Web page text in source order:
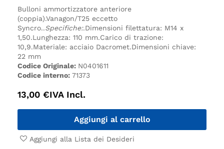
Bulloni ammortizzatore anteriore
(coppia).Vanagon/T25 eccetto
Syncro..Specifiche:.Dimensioni filettatura: M14 x
1,50.Lunghezza: 110 mm.Carico di trazione:
10,9.Materiale: acciaio Dacromet.Dimensioni chiave:
22 mm
Codice Originale: N0401611
Codice interno: 71373
13,00 €IVA Incl.
Aggiungi al carrello
Aggiungi alla Lista dei Desideri